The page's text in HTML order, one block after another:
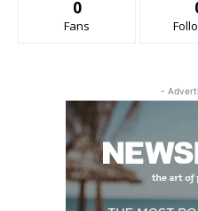
0
Fans
-